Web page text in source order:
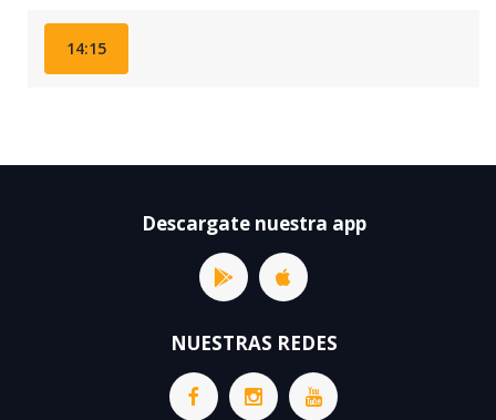
14:15
Descargate nuestra app
NUESTRAS REDES